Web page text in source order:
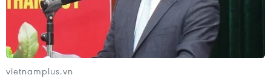
vietnamplus.vn